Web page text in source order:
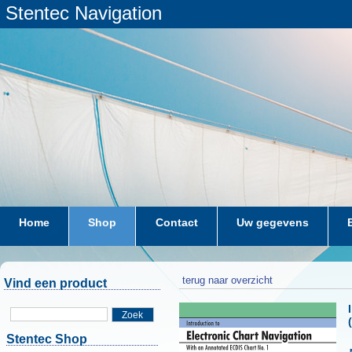
Stentec Navigation
Home Shop Contact Uw gegevens
Vind een product
Zoek
Stentec Shop
terug naar overzicht